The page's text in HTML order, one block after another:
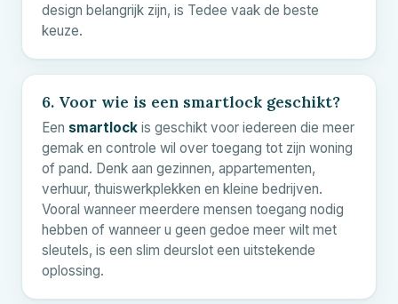
design belangrijk zijn, is Tedee vaak de beste
keuze.
6. Voor wie is een smartlock geschikt?
Een smartlock is geschikt voor iedereen die meer
gemak en controle wil over toegang tot zijn woning
of pand. Denk aan gezinnen, appartementen,
verhuur, thuiswerkplekken en kleine bedrijven.
Vooral wanneer meerdere mensen toegang nodig
hebben of wanneer u geen gedoe meer wilt met
sleutels, is een slim deurslot een uitstekende
oplossing.